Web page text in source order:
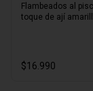
Flambeados al
toque de ají
$16.990